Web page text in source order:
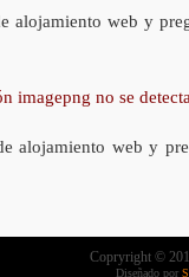
alojamiento web y
imagepng no se
alojamiento web y
Copryright ©
Diseñado por